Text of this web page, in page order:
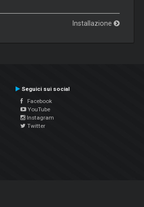
Installazione
Seguici sui social
Facebook
YouTube
Instagram
Twitter